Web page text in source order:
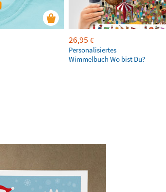
26,95 €
Personalisiertes
Wimmelbuch Wo bist Du?